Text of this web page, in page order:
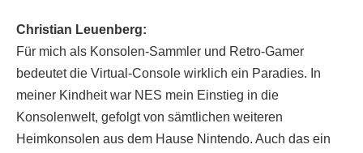
Christian Leuenberg:
Für mich als Konsolen-Sammler und Retro-Gamer
bedeutet die Virtual-Console wirklich ein Paradies. In
meiner Kindheit war NES mein Einstieg in die
Konsolenwelt, gefolgt von sämtlichen weiteren
Heimkonsolen aus dem Hause Nintendo. Auch das ein